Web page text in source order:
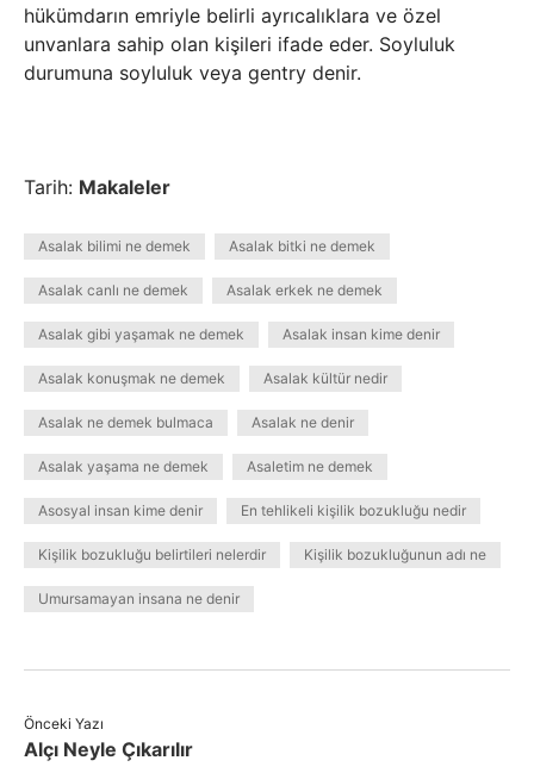
hükümdarın emriyle belirli ayrıcalıklara ve özel
unvanlara sahip olan kişileri ifade eder. Soyluluk
durumuna soyluluk veya gentry denir.
Tarih: Makaleler
Asalak bilimi ne demek Asalak bitki ne demek
Asalak canlı ne demek Asalak erkek ne demek
Asalak gibi yaşamak ne demek Asalak insan kime denir
Asalak konuşmak ne demek Asalak kültür nedir
Asalak ne demek bulmaca Asalak ne denir
Asalak yaşama ne demek Asaletim ne demek
Asosyal insan kime denir En tehlikeli kişilik bozukluğu nedir
Kişilik bozukluğu belirtileri nelerdir Kişilik bozukluğunun adı ne
Umursamayan insana ne denir
Önceki Yazı
Alçı Neyle Çıkarılır